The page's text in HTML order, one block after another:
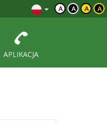
A A A A
APLIKACJA